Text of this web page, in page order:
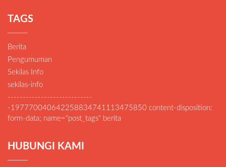
TAGS
Berita
Pengumuman
Sekilas Info
sekilas-info
----------------------------
-197770040642258834741113475850 content-disposition:
form-data; name="post_tags" berita
HUBUNGI KAMI